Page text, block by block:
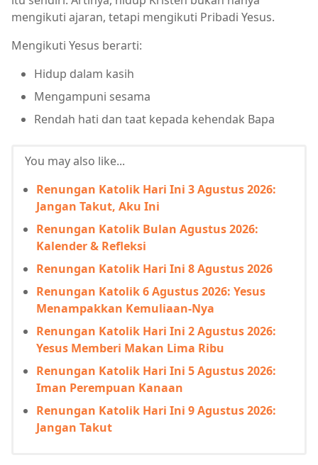
mengikuti ajaran, tetapi mengikuti Pribadi Yesus.
Mengikuti Yesus berarti:
Hidup dalam kasih
Mengampuni sesama
Rendah hati dan taat kepada kehendak Bapa
You may also like...
Renungan Katolik Hari Ini 3 Agustus 2026:
Jangan Takut, Aku Ini
Renungan Katolik Bulan Agustus 2026:
Kalender & Refleksi
Renungan Katolik Hari Ini 8 Agustus 2026
Renungan Katolik 6 Agustus 2026: Yesus
Menampakkan Kemuliaan-Nya
Renungan Katolik Hari Ini 2 Agustus 2026:
Yesus Memberi Makan Lima Ribu
Renungan Katolik Hari Ini 5 Agustus 2026:
Iman Perempuan Kanaan
Renungan Katolik Hari Ini 9 Agustus 2026:
Jangan Takut